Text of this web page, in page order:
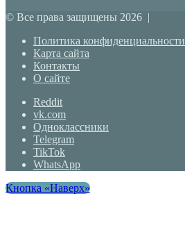
© Все права защищены 2026 |
Политика конфиденциальности
Карта сайта
Контакты
О сайте
Reddit
vk.com
Одноклассники
Telegram
TikTok
WhatsApp
Кнопка «Наверх»